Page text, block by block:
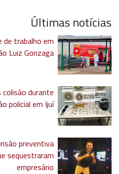
Últimas notícias
de trabalho em
Luiz Gonzaga
durante
policial em Ijuí
preventiva
sequestraram
empresário